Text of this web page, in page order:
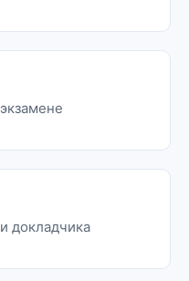
докладчика